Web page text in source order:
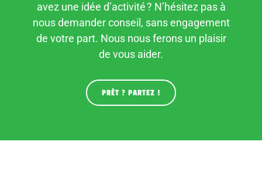
avez une idée d’activité ? N’hésitez pas à
nous demander conseil, sans engagement
de votre part. Nous nous ferons un plaisir
de vous aider.
PRÊT ? PARTEZ !